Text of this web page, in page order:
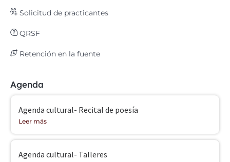
Solicitud de practicantes
QRSF
Retención en la fuente
Agenda
Agenda cultural- Recital de poesía
Leer más
Agenda cultural- Talleres